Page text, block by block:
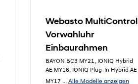
Webasto MultiControl
Vorwahluhr
Einbaurahmen
BAYON BC3 MY21, IONIQ Hybrid
AE MY16, IONIQ Plug-In Hybrid AE
MY17 ... Alle Modelle anzeigen